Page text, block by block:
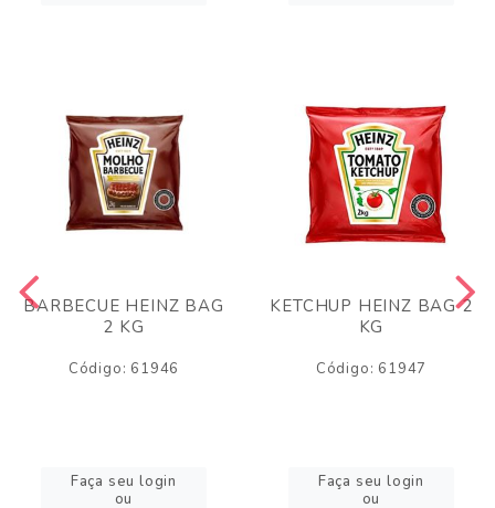
BARBECUE HEINZ BAG
2 KG
Código: 61946
Faça seu login
ou
KETCHUP HEINZ BAG 2
KG
Código: 61947
Faça seu login
ou